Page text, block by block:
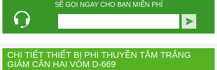
SẼ GỌI NGAY CHO BẠN MIỄN PHÍ
CHI TIẾT THIẾT BỊ PHI THUYỀN TẮM TRẮNG
GIẢM CÂN HAI VÒM D-669